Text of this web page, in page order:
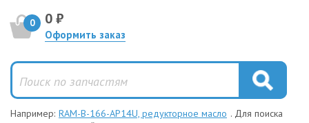
0 0 ₽
Оформить заказ
Например: RAM-B-166-AP14U, редукторное масло . Для поиска